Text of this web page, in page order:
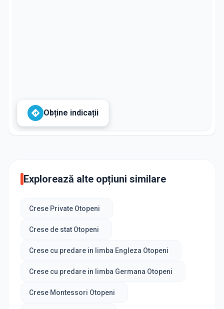
Obține indicații
Explorează alte opțiuni similare
Crese Private Otopeni
Crese de stat Otopeni
Crese cu predare in limba Engleza Otopeni
Crese cu predare in limba Germana Otopeni
Crese Montessori Otopeni